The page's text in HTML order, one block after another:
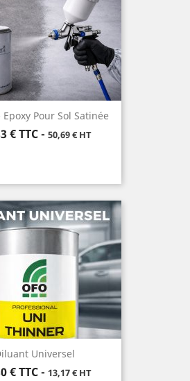
Pour Sol Satinée
€ TTC- 50,69 € HT
Universel
€ TTC- 13,17 € HT